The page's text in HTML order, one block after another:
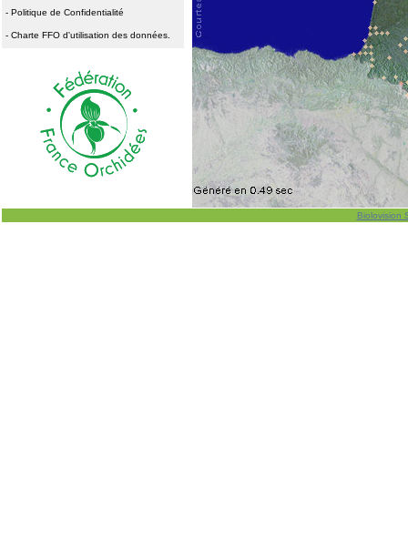
- Politique de Confidentialité
- Charte FFO d'utilisation des données.
Biolovision